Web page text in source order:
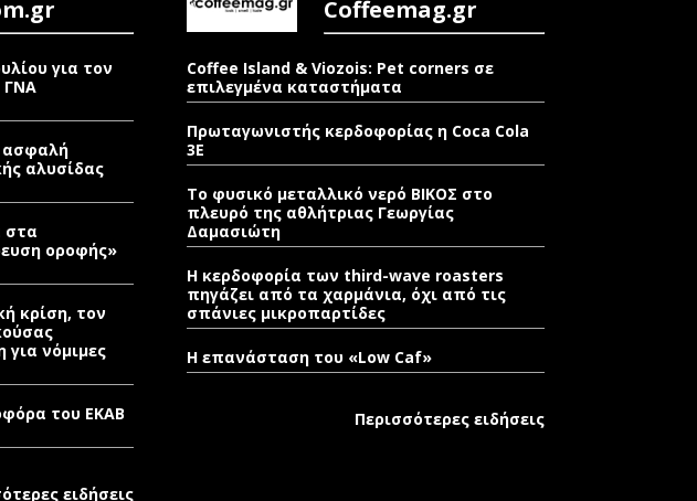
για τον
ΓΝΑ
ασφαλή
αλυσίδας
στα
οροφής»
κρίση, τον
για νόμιμες
του ΕΚΑΒ
ειδήσεις
Coffeemag.gr
Coffee Island & Viozois: Pet corners σε
επιλεγμένα καταστήματα
Πρωταγωνιστής κερδοφορίας η Coca Cola
3E
Το φυσικό μεταλλικό νερό ΒΙΚΟΣ στο
πλευρό της αθλήτριας Γεωργίας
Δαμασιώτη
Η κερδοφορία των third-wave roasters
πηγάζει από τα χαρμάνια, όχι από τις
σπάνιες μικροπαρτίδες
Η επανάσταση του «Low Caf»
Περισσότερες ειδήσεις